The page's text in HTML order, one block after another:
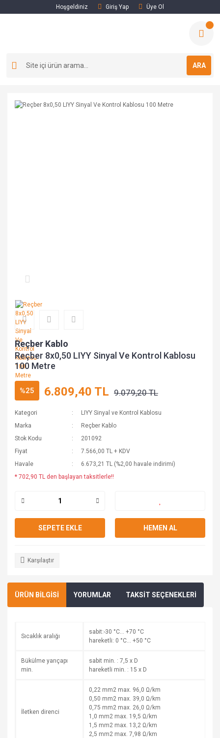
Hoşgeldiniz Giriş Yap Üye Ol
ARA
Reçber Kablo
Reçber 8x0,50 LIYY Sinyal Ve Kontrol Kablosu
100 Metre
%25 6.809,40 TL 9.079,20 TL
Kategori
LIYY Sinyal ve Kontrol Kablosu
Marka
Reçber Kablo
Stok Kodu
201092
Fiyat
7.566,00 TL + KDV
Havale
6.673,21 TL (%2,00 havale indirimi)
* 702,90 TL den başlayan taksitlerle!!
SEPETE EKLE HEMEN AL
Karşılaştır
ÜRÜN BİLGİSİ YORUMLAR TAKSİT SEÇENEKLERİ
Sıcaklık aralığı
sabit:-30 °C… +70 °C
hareketli: 0 °C… +50 °C
Bükülme yarıçapı
min.
sabit min. : 7,5 x D
hareketli min. : 15 x D
İletken direnci
0,22 mm2 max. 96,0 Ω/km
0,50 mm2 max. 39,0 Ω/km
0,75 mm2 max. 26,0 Ω/km
1,0 mm2 max. 19,5 Ω/km
1,5 mm2 max. 13,2 Ω/km
2,5 mm2 max. 7,98 Ω/km